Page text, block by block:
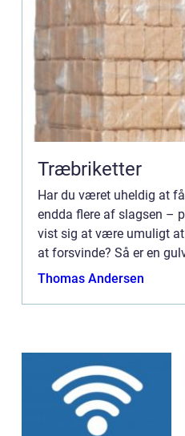
Træbriketter
Har du været uheldig at
endda flere af slagsen –
vist sig at være umuligt
at forsvinde? Så er en
du har brug for. Har du
Thomas Andersen